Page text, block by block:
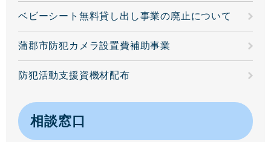
ベビーシート無料貸し出し事業の廃止について
蒲郡市防犯カメラ設置費補助事業
防犯活動支援資機材配布
相談窓口